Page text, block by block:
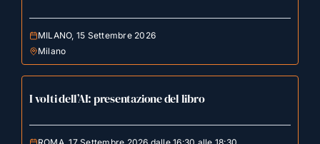
MILANO, 15 Settembre 2026
Milano
I volti dell’AI: presentazione del libro